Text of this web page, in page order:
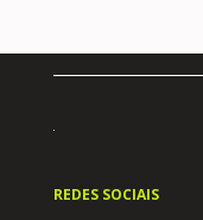
REDES SOCIAIS